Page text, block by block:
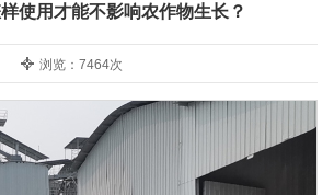
使用才能不影响农作物生长？
浏览：7464次